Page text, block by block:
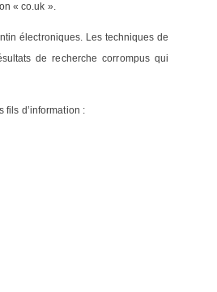
« co.uk ».
électroniques. Les techniques de
de recherche corrompus qui
fils d’information :